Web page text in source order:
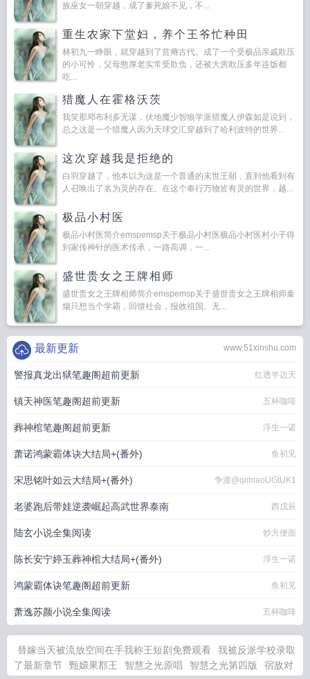
族巫女一朝穿越，成了爹死娘不见，不...
重生农家下堂妇，养个王爷忙种田
林初九一睁眼，就穿越到了贫瘠古代。成了一个受极品亲戚欺压
的小可怜，父母憨厚老实常受欺负，还被大房欺压多年连饭都
吃...
猎魔人在霍格沃茨
我笑那邓布利多无谋，伏地魔少智狼学派猎魔人伊森如是说到，
总之这是一个猎魔人因为天球交汇穿越到了哈利波特的世界...
这次穿越我是拒绝的
白羽穿越了，他本以为这是一个普通的末世王朝，直到他看到有
人召唤出了名为灵的存在。在这个奉行万物皆有灵的世界，越...
极品小村医
极品小村医简介emspemsp关于极品小村医极品小村医村小子得
到家传神针的医术传承，一路高调，一...
盛世贵女之王牌相师
盛世贵女之王牌相师简介emspemsp关于盛世贵女之王牌相师秦
烟只想当个学霸，回馈社会，报效祖国。无...
www.51xinshu.com
最新更新
警报真龙出狱笔趣阁超前更新 红透半边天
镇天神医笔趣阁超前更新 五杯咖啡
葬神棺笔趣阁超前更新 浮生一诺
萧诺鸿蒙霸体诀大结局+(番外) 鱼初见
宋思铭叶如云大结局+(番外) 争渡@qimiaoUGtUK1
老婆跑后带娃逆袭崛起高武世界泰南 西戌辰
陆玄小说全集阅读 炒方便面
陈长安宁婷玉葬神棺大结局+(番外) 浮生一诺
鸿蒙霸体诀笔趣阁超前更新 鱼初见
萧逸苏颜小说全集阅读 五杯咖啡
替嫁当天被流放空间在手我称王短剧免费观看
我被反派学校录取
了最新章节
甄嬛果郡王 智慧之光原唱 智慧之光第四版
宿敌对